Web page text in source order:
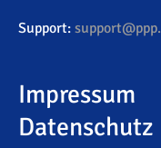
Support:
Impressum
Datenschutz